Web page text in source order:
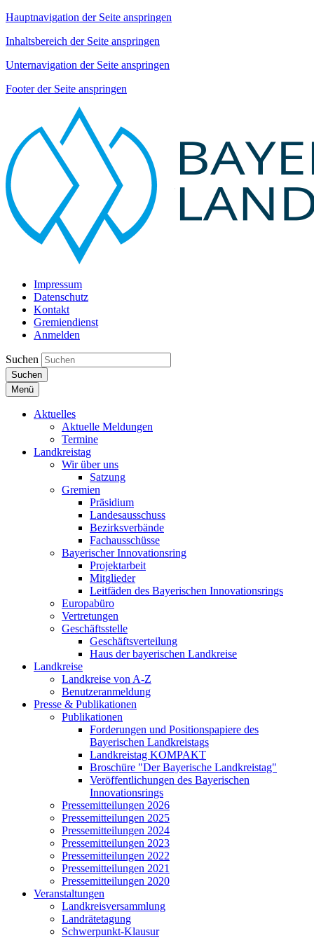
Hauptnavigation der Seite anspringen
Inhaltsbereich der Seite anspringen
Unternavigation der Seite anspringen
Footer der Seite anspringen
Impressum
Datenschutz
Kontakt
Gremiendienst
Anmelden
Suchen
Suchen
Menü
Aktuelles
Aktuelle Meldungen
Termine
Landkreistag
Wir über uns
Satzung
Gremien
Präsidium
Landesausschuss
Bezirksverbände
Fachausschüsse
Bayerischer Innovationsring
Projektarbeit
Mitglieder
Leitfäden des Bayerischen Innovationsrings
Europabüro
Vertretungen
Geschäftsstelle
Geschäftsverteilung
Haus der bayerischen Landkreise
Landkreise
Landkreise von A-Z
Benutzeranmeldung
Presse & Publikationen
Publikationen
Forderungen und Positionspapiere des
Bayerischen Landkreistags
Landkreistag KOMPAKT
Broschüre "Der Bayerische Landkreistag"
Veröffentlichungen des Bayerischen
Innovationsrings
Pressemitteilungen 2026
Pressemitteilungen 2025
Pressemitteilungen 2024
Pressemitteilungen 2023
Pressemitteilungen 2022
Pressemitteilungen 2021
Pressemitteilungen 2020
Veranstaltungen
Landkreisversammlung
Landrätetagung
Schwerpunkt-Klausur